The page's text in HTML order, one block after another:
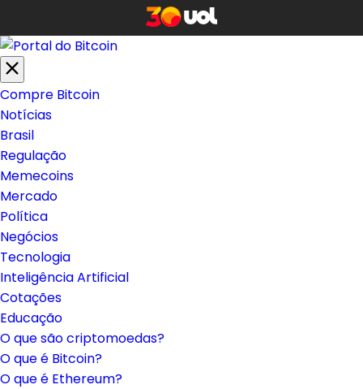
Compre Bitcoin
Notícias
Brasil
Regulação
Memecoins
Mercado
Política
Negócios
Tecnologia
Inteligência Artificial
Cotações
Educação
O que são criptomoedas?
O que é Bitcoin?
O que é Ethereum?